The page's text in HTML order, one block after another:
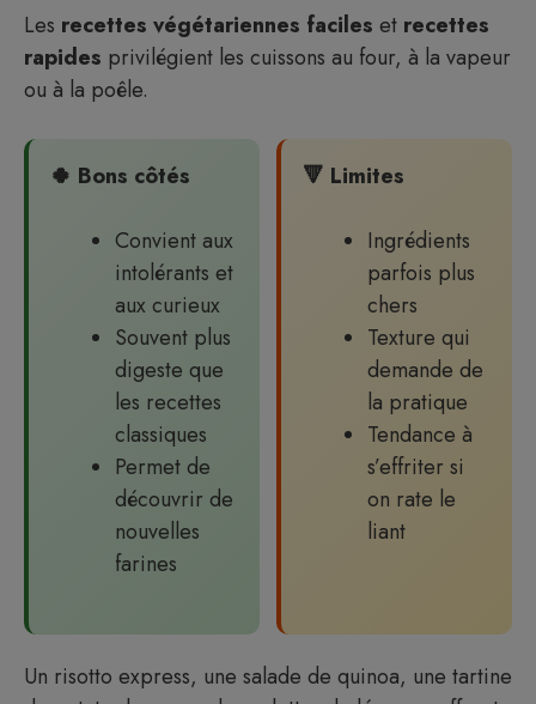
Les recettes végétariennes faciles et recettes
rapides privilégient les cuissons au four, à la vapeur
ou à la poêle.
🍀 Bons côtés
Convient aux
intolérants et
aux curieux
Souvent plus
digeste que
les recettes
classiques
Permet de
découvrir de
nouvelles
farines
🔻 Limites
Ingrédients
parfois plus
chers
Texture qui
demande de
la pratique
Tendance à
s’effriter si
on rate le
liant
Un risotto express, une salade de quinoa, une tartine